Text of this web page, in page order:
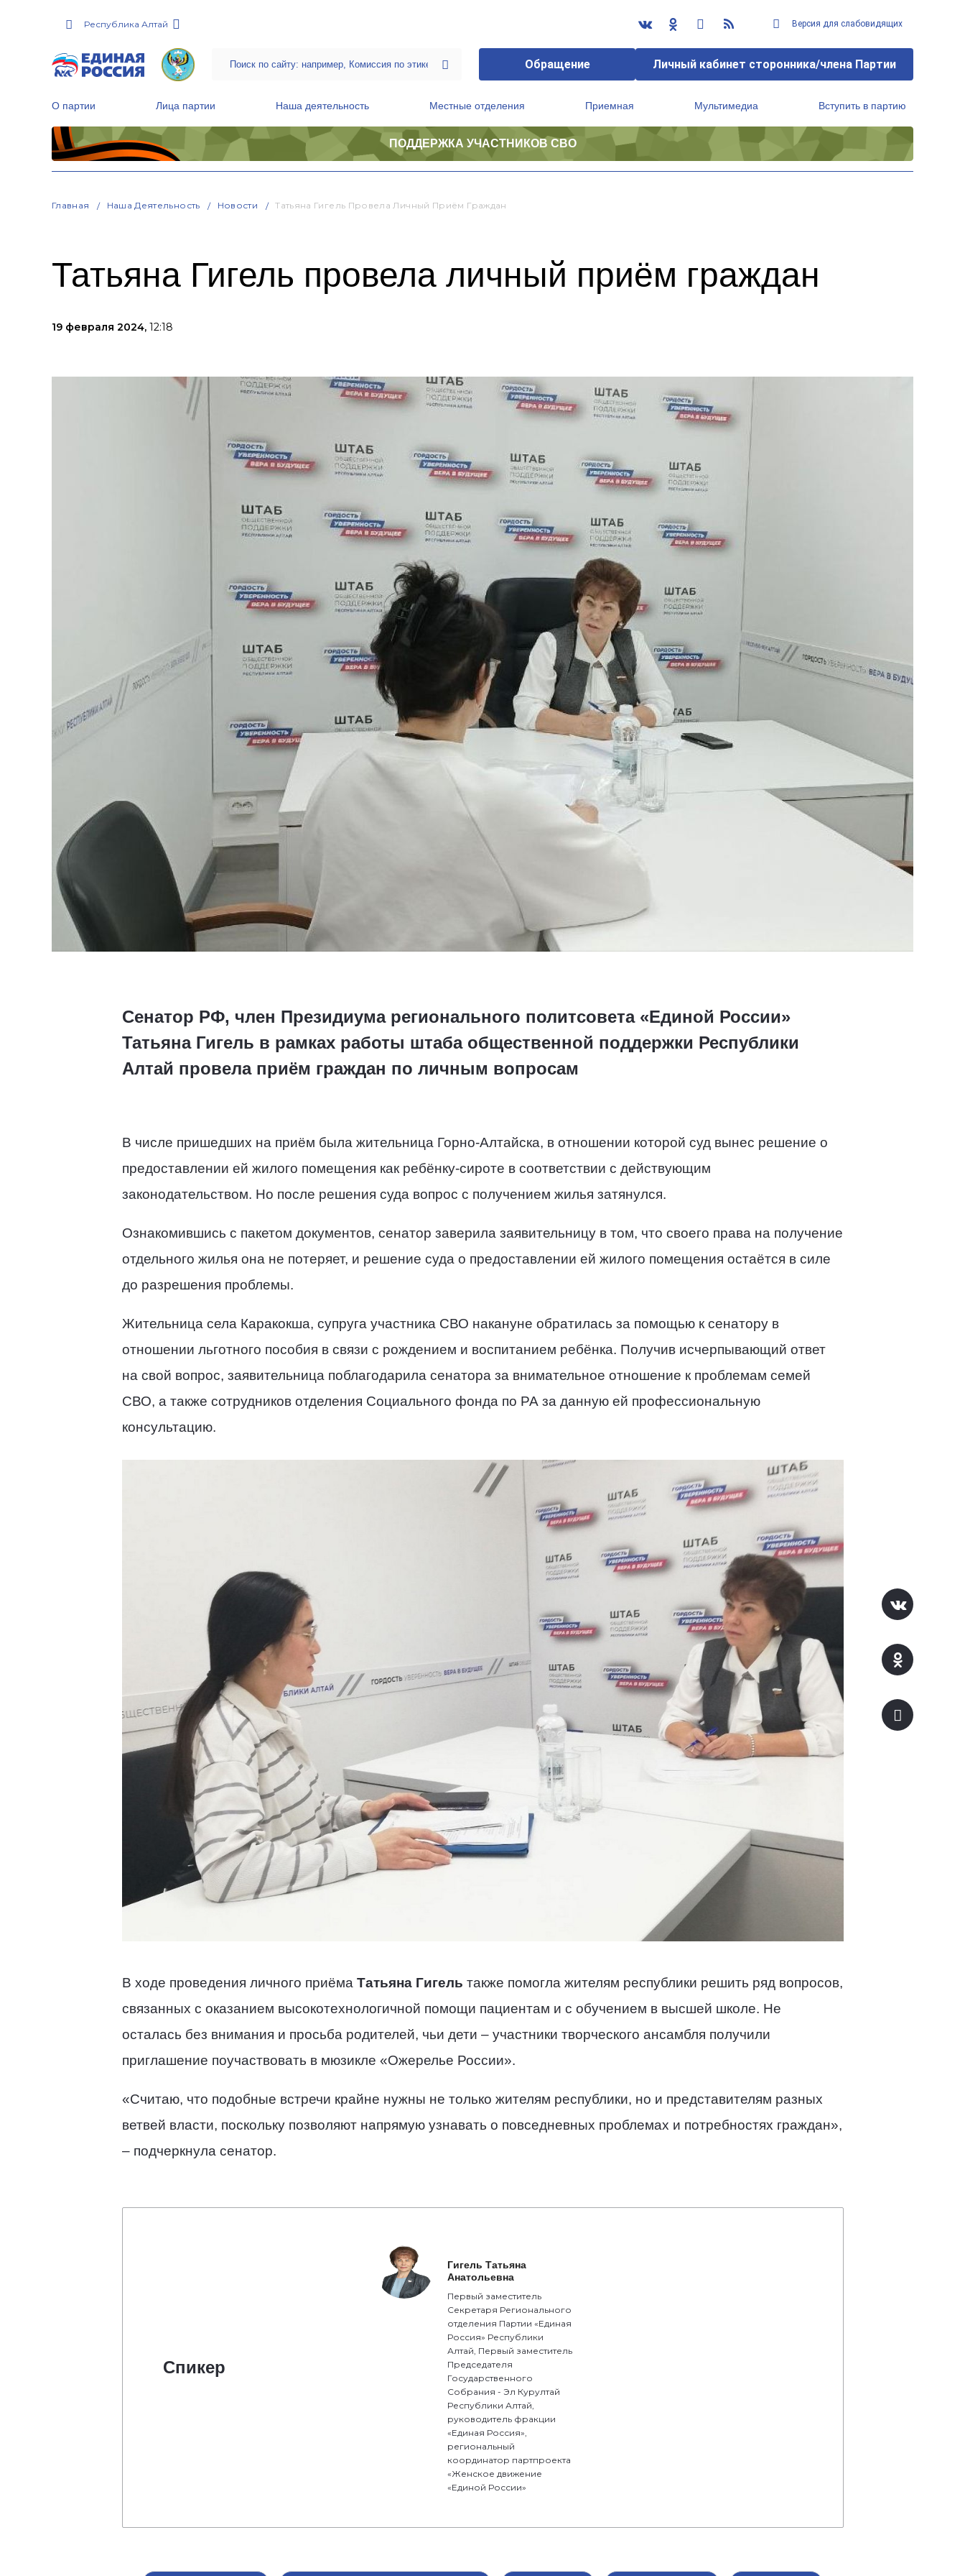
Республика Алтай Версия для слабовидящих
Обращение Личный кабинет сторонника/члена Партии
О партии Лица партии Наша деятельность Местные отделения Приемная Мультимедиа Вступить в партию
ПОДДЕРЖКА УЧАСТНИКОВ СВО
Главная Наша Деятельность Новости Татьяна Гигель Провела Личный Приём Граждан
Татьяна Гигель провела личный приём граждан
19 февраля 2024, 12:18
Сенатор РФ, член Президиума регионального политсовета «Единой России»
Татьяна Гигель в рамках работы штаба общественной поддержки Республики
Алтай провела приём граждан по личным вопросам
В числе пришедших на приём была жительница Горно-Алтайска, в отношении которой суд вынес решение о
предоставлении ей жилого помещения как ребёнку-сироте в соответствии с действующим
законодательством. Но после решения суда вопрос с получением жилья затянулся.
Ознакомившись с пакетом документов, сенатор заверила заявительницу в том, что своего права на получение
отдельного жилья она не потеряет, и решение суда о предоставлении ей жилого помещения остаётся в силе
до разрешения проблемы.
Жительница села Каракокша, супруга участника СВО накануне обратилась за помощью к сенатору в
отношении льготного пособия в связи с рождением и воспитанием ребёнка. Получив исчерпывающий ответ
на свой вопрос, заявительница поблагодарила сенатора за внимательное отношение к проблемам семей
СВО, а также сотрудников отделения Социального фонда по РА за данную ей профессиональную
консультацию.
В ходе проведения личного приёма Татьяна Гигель также помогла жителям республики решить ряд вопросов,
связанных с оказанием высокотехнологичной помощи пациентам и с обучением в высшей школе. Не
осталась без внимания и просьба родителей, чьи дети – участники творческого ансамбля получили
приглашение поучаствовать в мюзикле «Ожерелье России».
«Считаю, что подобные встречи крайне нужны не только жителям республики, но и представителям разных
ветвей власти, поскольку позволяют напрямую узнавать о повседневных проблемах и потребностях граждан»,
– подчеркнула сенатор.
Спикер
Гигель Татьяна
Анатольевна
Первый заместитель
Секретаря Регионального
отделения Партии «Единая
Россия» Республики
Алтай, Первый заместитель
Председателя
Государственного
Собрания - Эл Курултай
Республики Алтай,
руководитель фракции
«Единая Россия»,
региональный
координатор партпроекта
«Женское движение
«Единой России»